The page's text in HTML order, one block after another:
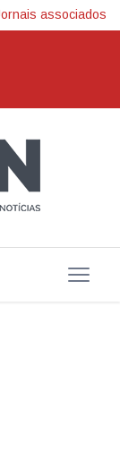
associados